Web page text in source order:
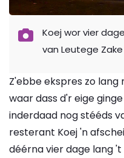
Koej wor vier
van Leutege Zake
Z'ebbe ekspres zo
waar dass d'r eige
inderdaad nog stééds
resterant Koej 'n
déérna vier dage lang